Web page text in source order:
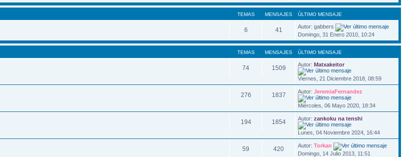
TEMAS MENSAJES ÚLTIMO MENSAJE
6 41
Autor: gabbers
Domingo, 31 Enero 2010, 10:24
TEMAS MENSAJES ÚLTIMO MENSAJE
74 1509 Autor:Matxakeitor
Viernes, 21 Diciembre 2018, 08:59
276 1837 Autor:JeremiaFernandez
Miércoles, 06 Mayo 2020, 18:34
194 1854 Autor:zankoku na tenshi
Lunes, 04 Noviembre 2024, 16:44
59 420 Autor:Torkan
Domingo, 14 Julio 2013, 11:51